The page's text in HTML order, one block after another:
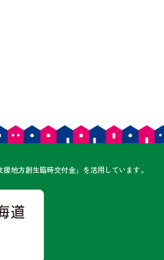
援地方創生臨時交付金」を活用しています。